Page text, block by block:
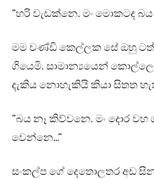
“හරි වැඩක්නෙ. මං මොකටද
මම චණ්ඩි කෙල්ලක සේ ඔහු
ගියෙමි. සාමාන්‍යයෙන්
දැකිය නොහැකියි කියා සිතත
“බය නෑ කිව්වනෙ. මං දොර
වෙන්නෙ…”
සංකල්ප ගේ දෙතොලතර අඩ